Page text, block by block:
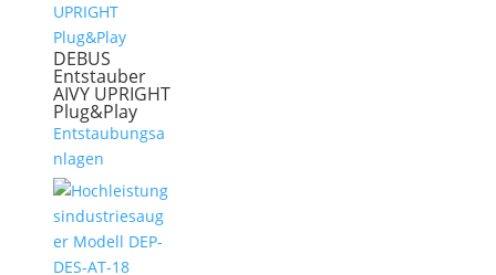
DEBUS
Entstauber
AIVY UPRIGHT
Plug&Play
Entstaubungsa
nlagen